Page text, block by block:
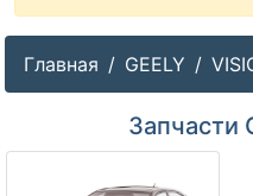
Главная GEELY
Запчасти